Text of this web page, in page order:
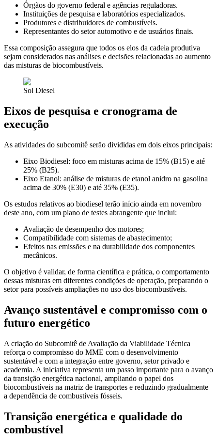
Órgãos do governo federal e agências reguladoras.
Instituições de pesquisa e laboratórios especializados.
Produtores e distribuidores de combustíveis.
Representantes do setor automotivo e de usuários finais.
Essa composição assegura que todos os elos da cadeia produtiva
sejam considerados nas análises e decisões relacionadas ao aumento
das misturas de biocombustíveis.
Sol Diesel
Eixos de pesquisa e cronograma de
execução
As atividades do subcomitê serão divididas em dois eixos principais:
Eixo Biodiesel: foco em misturas acima de 15% (B15) e até
25% (B25).
Eixo Etanol: análise de misturas de etanol anidro na gasolina
acima de 30% (E30) e até 35% (E35).
Os estudos relativos ao biodiesel terão início ainda em novembro
deste ano, com um plano de testes abrangente que inclui:
Avaliação de desempenho dos motores;
Compatibilidade com sistemas de abastecimento;
Efeitos nas emissões e na durabilidade dos componentes
mecânicos.
O objetivo é validar, de forma científica e prática, o comportamento
dessas misturas em diferentes condições de operação, preparando o
setor para possíveis ampliações no uso dos biocombustíveis.
Avanço sustentável e compromisso com o
futuro energético
A criação do Subcomitê de Avaliação da Viabilidade Técnica
reforça o compromisso do MME com o desenvolvimento
sustentável e com a integração entre governo, setor privado e
academia. A iniciativa representa um passo importante para o avanço
da transição energética nacional, ampliando o papel dos
biocombustíveis na matriz de transportes e reduzindo gradualmente
a dependência de combustíveis fósseis.
Transição energética e qualidade do
combustível